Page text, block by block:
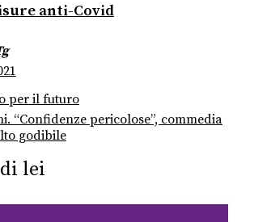
anti-Covid
per il futuro
“Confidenze pericolose”, commedia
godibile
lei